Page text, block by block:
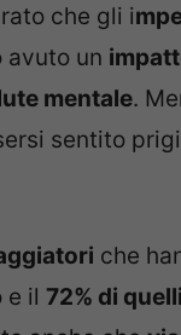
che gli i
avuto un
mentale.
sentito
che
e il 72% di